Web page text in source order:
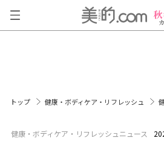
トップ 健康・ボディケア・リフレッシュ
健康・ボディケア・リフレッシュニュース